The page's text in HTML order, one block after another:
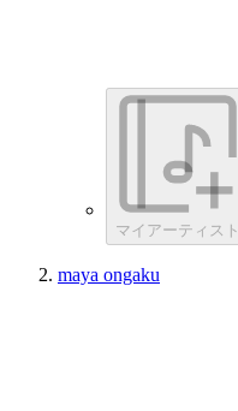
マイアーティスト
maya ongaku